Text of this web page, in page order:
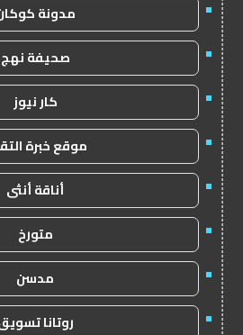
مدونة
صحيفة نهج
كار نيوز
موقع خبرة
أناقة أنثى
متورخ
مدسن
روتانا